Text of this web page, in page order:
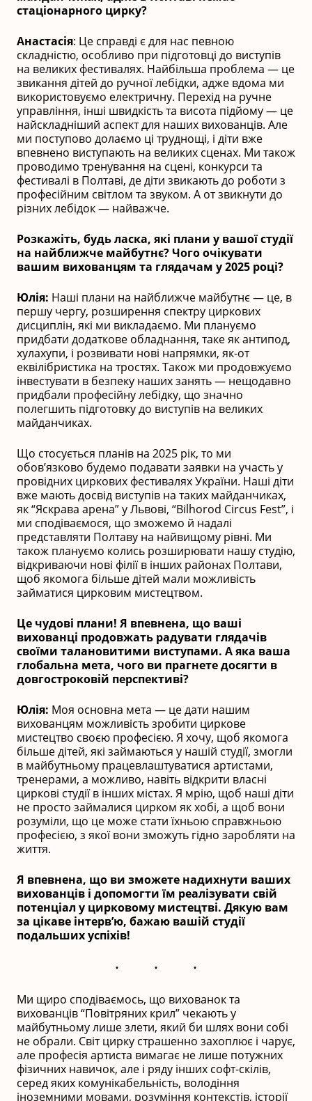
стаціонарного цирку?
Анастасія: Це справді є для нас певною
складністю, особливо при підготовці до виступів
на великих фестивалях. Найбільша проблема — це
звикання дітей до ручної лебідки, адже вдома ми
використовуємо електричну. Перехід на ручне
управління, інші швидкість та висота підйому — це
найскладніший аспект для наших вихованців. Але
ми поступово долаємо ці труднощі, і діти вже
впевнено виступають на великих сценах. Ми також
проводимо тренування на сцені, конкурси та
фестивалі в Полтаві, де діти звикають до роботи з
професійним світлом та звуком. А от звикнути до
різних лебідок — найважче.
Розкажіть, будь ласка, які плани у вашої студії
на найближче майбутнє? Чого очікувати
вашим вихованцям та глядачам у 2025 році?
Юлія: Наші плани на найближче майбутнє — це, в
першу чергу, розширення спектру циркових
дисциплін, які ми викладаємо. Ми плануємо
придбати додаткове обладнання, таке як антипод,
хулахупи, і розвивати нові напрямки, як-от
еквілібристика на тростях. Також ми продовжуємо
інвестувати в безпеку наших занять — нещодавно
придбали професійну лебідку, що значно
полегшить підготовку до виступів на великих
майданчиках.
Що стосується планів на 2025 рік, то ми
обов’язково будемо подавати заявки на участь у
провідних циркових фестивалях України. Наші діти
вже мають досвід виступів на таких майданчиках,
як “Яскрава арена” у Львові, “Bilhorod Circus Fest”, і
ми сподіваємося, що зможемо й надалі
представляти Полтаву на найвищому рівні. Ми
також плануємо колись розширювати нашу студію,
відкриваючи нові філії в інших районах Полтави,
щоб якомога більше дітей мали можливість
займатися цирковим мистецтвом.
Це чудові плани! Я впевнена, що ваші
вихованці продовжать радувати глядачів
своїми талановитими виступами. А яка ваша
глобальна мета, чого ви прагнете досягти в
довгостроковій перспективі?
Юлія: Моя основна мета — це дати нашим
вихованцям можливість зробити циркове
мистецтво своєю професією. Я хочу, щоб якомога
більше дітей, які займаються у нашій студії, змогли
в майбутньому працевлаштуватися артистами,
тренерами, а можливо, навіть відкрити власні
циркові студії в інших містах. Я мрію, щоб наші діти
не просто займалися цирком як хобі, а щоб вони
розуміли, що це може стати їхньою справжньою
професією, з якої вони зможуть гідно заробляти на
життя.
Я впевнена, що ви зможете надихнути ваших
вихованців і допомогти їм реалізувати свій
потенціал у цирковому мистецтві. Дякую вам
за цікаве інтерв’ю, бажаю вашій студії
подальших успіхів!
Ми щиро сподіваємось, що вихованок та
вихованців “Повітряних крил” чекають у
майбутньому лише злети, який би шлях вони собі
не обрали. Світ цирку страшенно захоплює і чарує,
але професія артиста вимагає не лише потужних
фізичних навичок, але і ряду інших софт-скілів,
серед яких комунікабельність, володіння
іноземними мовами, розуміння контекстів, історії